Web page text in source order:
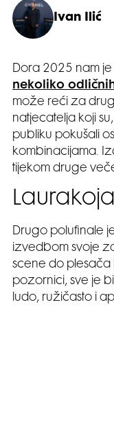
Ivan Ilić
Dora 2025 nam je
nekoliko
može reći za
natjecatelja koji
publiku pokušali
kombinacijama.
tijekom druge
Drugo polufinale
izvedbom svoje
scene do plesača
pozornici, sve je
ludo, ružičasto i